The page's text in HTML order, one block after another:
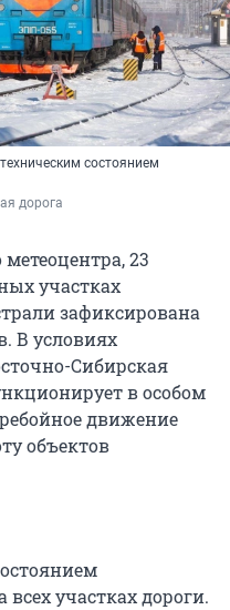
состоянием
дорога
23
участках
зафиксирована
В условиях
Сибирская
в особом
движение
объектов
участках дороги.